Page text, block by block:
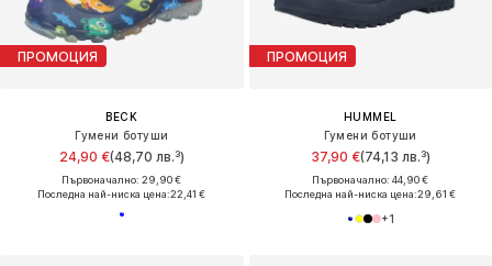
ПРОМОЦИЯ
BECK
Гумени ботуши
24,90 €(48,70 лв.³)
Първоначално: 29,90 €
Последна най-ниска цена:22,41 €
ПРОМОЦИЯ
HUMMEL
Гумени ботуши
37,90 €(74,13 лв.³)
Първоначално: 44,90 €
Последна най-ниска цена:29,61 €
+1